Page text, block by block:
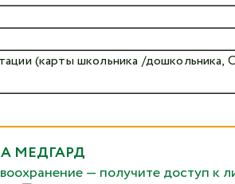
(карты школьника /дошкольника,
МЕДГАРД
— получите доступ к